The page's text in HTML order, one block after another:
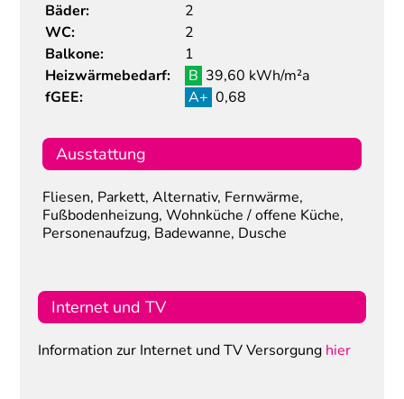
Bäder:
2
WC:
2
Balkone:
1
Heizwärmebedarf:
B 39,60 kWh/m²a
fGEE:
A+ 0,68
Ausstattung
Fliesen, Parkett, Alternativ, Fernwärme,
Fußbodenheizung, Wohnküche / offene Küche,
Personenaufzug, Badewanne, Dusche
Internet und TV
Information zur Internet und TV Versorgung hier